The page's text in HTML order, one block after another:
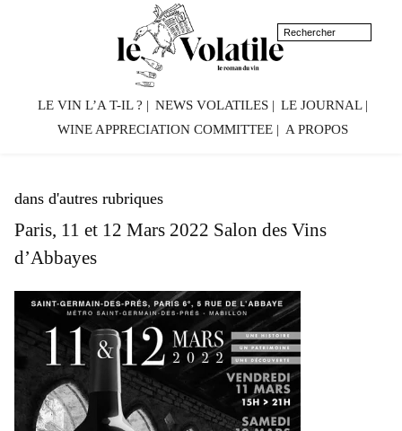
LE VIN L’A T-IL ? NEWS VOLATILES
LE JOURNAL
WINE APPRECIATION COMMITTEE
A PROPOS
dans d'autres rubriques
Paris, 11 et 12 Mars 2022 Salon des Vins
d’Abbayes